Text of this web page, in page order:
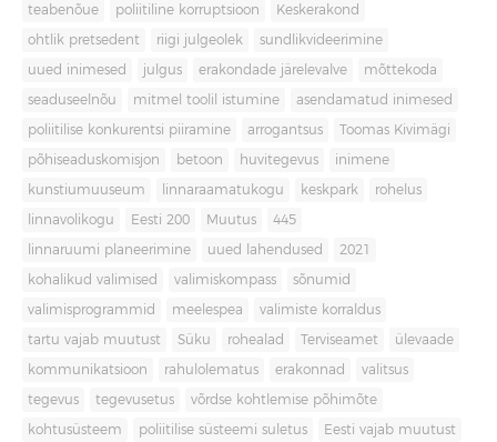
teabenõue poliitiline korruptsioon Keskerakond
ohtlik pretsedent riigi julgeolek sundlikvideerimine
uued inimesed julgus erakondade järelevalve mõttekoda
seaduseelnõu mitmel toolil istumine asendamatud inimesed
poliitilise konkurentsi piiramine arrogantsus Toomas Kivimägi
põhiseaduskomisjon betoon huvitegevus inimene
kunstiumuuseum linnaraamatukogu keskpark rohelus
linnavolikogu Eesti 200 Muutus 445
linnaruumi planeerimine uued lahendused 2021
kohalikud valimised valimiskompass sõnumid
valimisprogrammid meelespea valimiste korraldus
tartu vajab muutust Süku rohealad Terviseamet ülevaade
kommunikatsioon rahulolematus erakonnad valitsus
tegevus tegevusetus võrdse kohtlemise põhimõte
kohtusüsteem poliitilise süsteemi suletus Eesti vajab muutust